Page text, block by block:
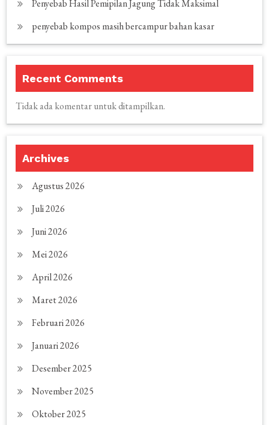
Penyebab Hasil Pemipilan Jagung Tidak Maksimal
penyebab kompos masih bercampur bahan kasar
Recent Comments
Tidak ada komentar untuk ditampilkan.
Archives
Agustus 2026
Juli 2026
Juni 2026
Mei 2026
April 2026
Maret 2026
Februari 2026
Januari 2026
Desember 2025
November 2025
Oktober 2025